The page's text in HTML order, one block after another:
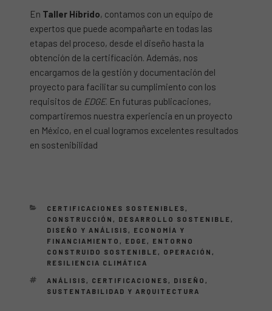
En Taller Híbrido, contamos con un equipo de
expertos que puede acompañarte en todas las
etapas del proceso, desde el diseño hasta la
obtención de la certificación. Además, nos
encargamos de la gestión y documentación del
proyecto para facilitar su cumplimiento con los
requisitos de EDGE. En futuras publicaciones,
compartiremos nuestra experiencia en un proyecto
en México, en el cual logramos excelentes resultados
en sostenibilidad
CATEGORÍAS
CERTIFICACIONES SOSTENIBLES ,
CONSTRUCCIÓN , DESARROLLO SOSTENIBLE ,
DISEÑO Y ANÁLISIS , ECONOMÍA Y
FINANCIAMIENTO , EDGE , ENTORNO
CONSTRUIDO SOSTENIBLE , OPERACIÓN ,
RESILIENCIA CLIMÁTICA
ETIQUETAS
ANÁLISIS , CERTIFICACIONES , DISEÑO ,
SUSTENTABILIDAD Y ARQUITECTURA